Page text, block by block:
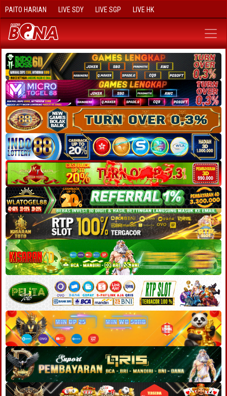
PAITO HARIAN LIVE SDY LIVE SGP LIVE HK